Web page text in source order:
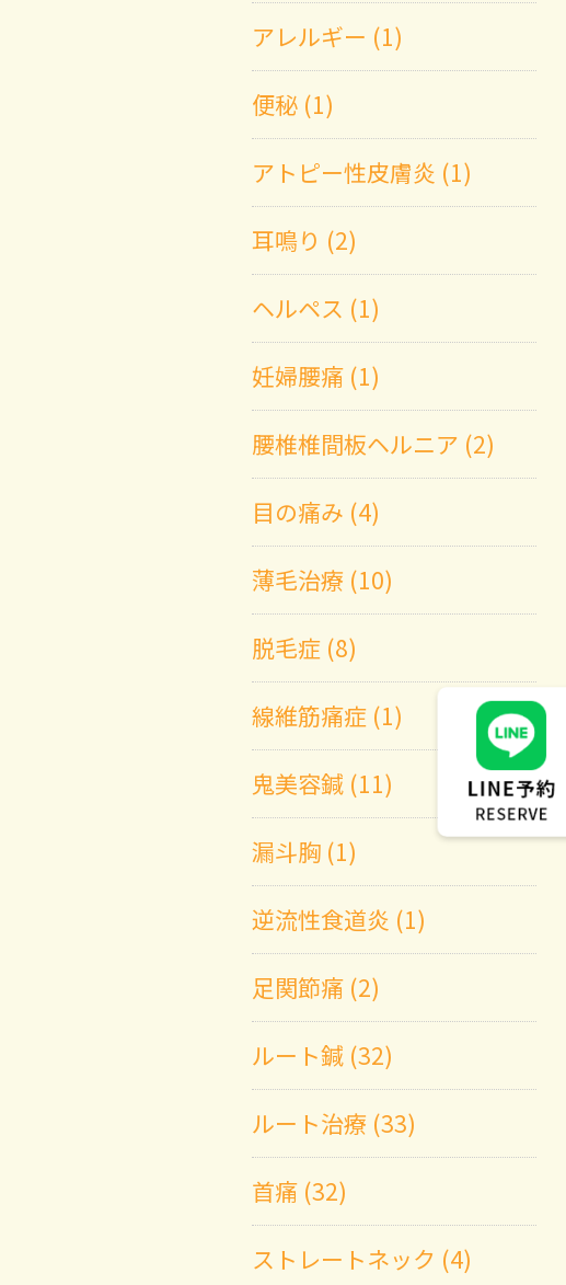
アレルギー (1)
便秘 (1)
アトピー性皮膚炎 (1)
耳鳴り (2)
ヘルペス (1)
妊婦腰痛 (1)
腰椎椎間板ヘルニア (2)
目の痛み (4)
薄毛治療 (10)
脱毛症 (8)
線維筋痛症 (1)
鬼美容鍼 (11)
漏斗胸 (1)
逆流性食道炎 (1)
足関節痛 (2)
ルート鍼 (32)
ルート治療 (33)
首痛 (32)
ストレートネック (4)